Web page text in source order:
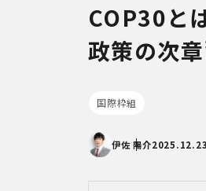
COP30と
政策の次
国際枠組
伊佐 陽介2025.12.23